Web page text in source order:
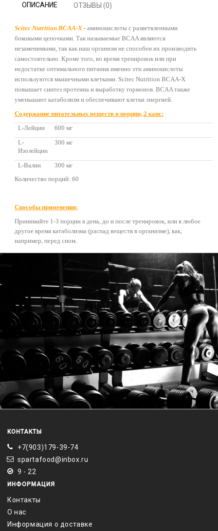
ОПИСАНИЕ ОТЗЫВЫ (0)
Scitec Nutrition BCAA-X - аминокислоты с разветвленными
боковыми цепочками. Так называемые BCAA являются
незаменимыми, так как наш организм не способен их производить
самостоятельно. Кроме того, во время тренировок или при
недостатке оптимального питания именно эти аминокислоты
используются мышечными клетками. Scitec Nutrition BCAA-X
повышает синтез протеина и выработку гормонов. BCAA также
уменьшают катаболизм и обеспечивают клетки энергией.
Содержание питательных веществ в порции, 2 капс:
L-Лейцин
600 мг
L-
Изолейцин
300 мг
L-Валин
300 мг
Количество порций: 60
Способы применения:
Принимайте 1-3 порции в день, до и после тренировок, или в любое
другое время катаболизма (распад веществ в организме), как,
например, перед сном.
КОНТАКТЫ
+7(903)179-39-74
spartafood@inbox.ru
9 - 22
ИНФОРМАЦИЯ
Контакты
О нас
Информация о доставке